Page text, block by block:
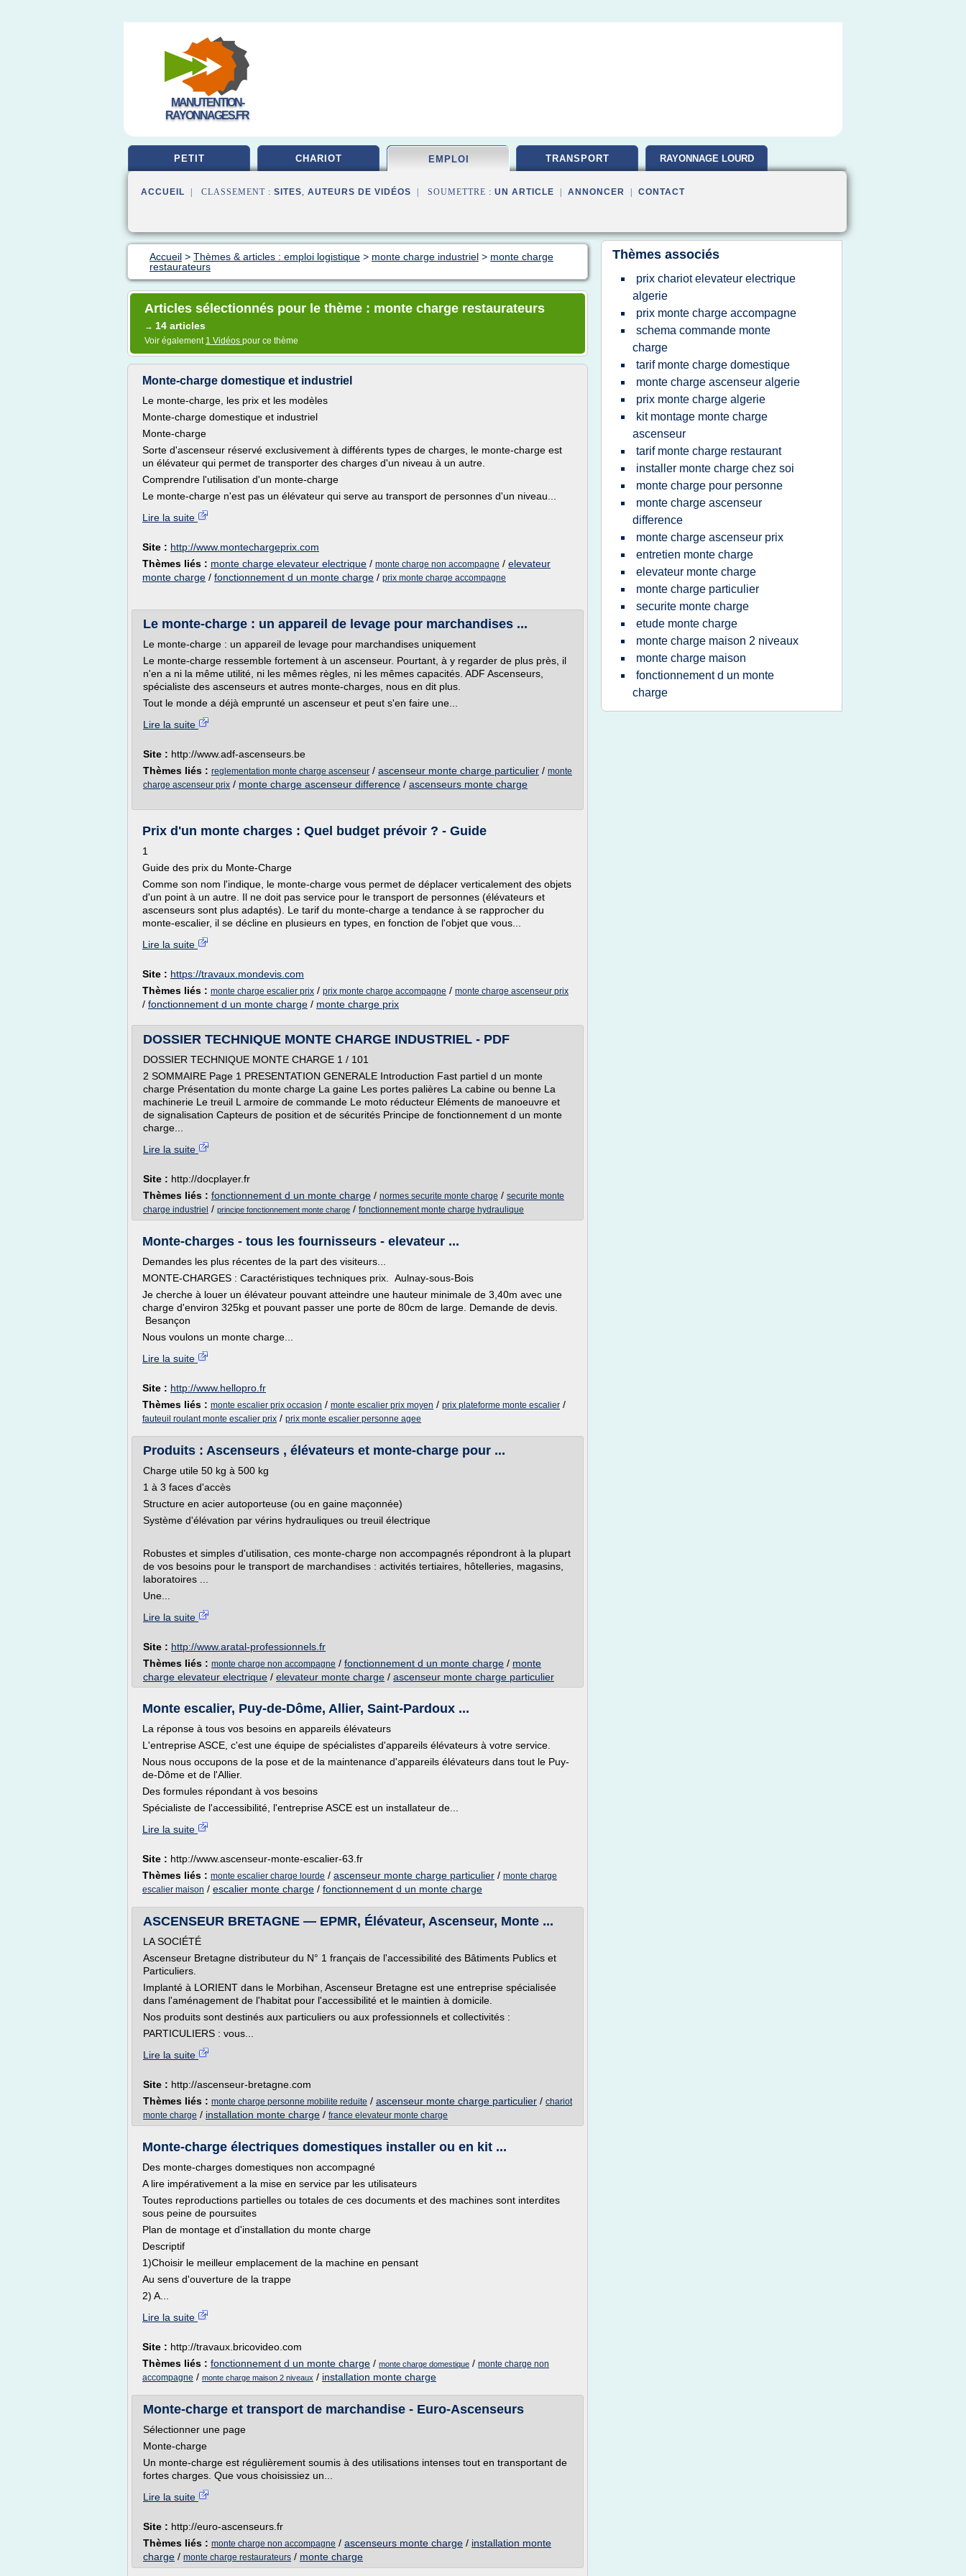
MANUTENTION-
RAYONNAGES.FR
PETIT CHARIOT EMPLOI TRANSPORT RAYONNAGE LOURD
ACCUEIL | CLASSEMENT : SITES, AUTEURS DE VIDÉOS | SOUMETTRE : UN ARTICLE ANNONCER CONTACT
Accueil > Thèmes & articles : emploi logistique > monte charge industriel > monte charge
restaurateurs
Articles sélectionnés pour le thème : monte charge restaurateurs
→ 14 articles
Voir également 1 Vidéos pour ce thème
Monte-charge domestique et industriel
Le monte-charge, les prix et les modèles
Monte-charge domestique et industriel
Monte-charge
Sorte d'ascenseur réservé exclusivement à différents types de charges, le monte-charge est
un élévateur qui permet de transporter des charges d'un niveau à un autre.
Comprendre l'utilisation d'un monte-charge
Le monte-charge n'est pas un élévateur qui serve au transport de personnes d'un niveau...
Lire la suite
Site : http://www.montechargeprix.com
Thèmes liés : monte charge elevateur electrique / monte charge non accompagne / elevateur
monte charge / fonctionnement d un monte charge / prix monte charge accompagne
Le monte-charge : un appareil de levage pour marchandises ...
Le monte-charge : un appareil de levage pour marchandises uniquement
Le monte-charge ressemble fortement à un ascenseur. Pourtant, à y regarder de plus près, il
n'en a ni la même utilité, ni les mêmes règles, ni les mêmes capacités. ADF Ascenseurs,
spécialiste des ascenseurs et autres monte-charges, nous en dit plus.
Tout le monde a déjà emprunté un ascenseur et peut s'en faire une...
Lire la suite
Site : http://www.adf-ascenseurs.be
Thèmes liés : reglementation monte charge ascenseur / ascenseur monte charge particulier / monte
charge ascenseur prix / monte charge ascenseur difference / ascenseurs monte charge
Prix d'un monte charges : Quel budget prévoir ? - Guide
1
Guide des prix du Monte-Charge
Comme son nom l'indique, le monte-charge vous permet de déplacer verticalement des objets
d'un point à un autre. Il ne doit pas service pour le transport de personnes (élévateurs et
ascenseurs sont plus adaptés). Le tarif du monte-charge a tendance à se rapprocher du
monte-escalier, il se décline en plusieurs en types, en fonction de l'objet que vous...
Lire la suite
Site : https://travaux.mondevis.com
Thèmes liés : monte charge escalier prix / prix monte charge accompagne / monte charge ascenseur prix
/ fonctionnement d un monte charge / monte charge prix
DOSSIER TECHNIQUE MONTE CHARGE INDUSTRIEL - PDF
DOSSIER TECHNIQUE MONTE CHARGE 1 / 101
2 SOMMAIRE Page 1 PRESENTATION GENERALE Introduction Fast partiel d un monte
charge Présentation du monte charge La gaine Les portes palières La cabine ou benne La
machinerie Le treuil L armoire de commande Le moto réducteur Eléments de manoeuvre et
de signalisation Capteurs de position et de sécurités Principe de fonctionnement d un monte
charge...
Lire la suite
Site : http://docplayer.fr
Thèmes liés : fonctionnement d un monte charge / normes securite monte charge / securite monte
charge industriel / principe fonctionnement monte charge / fonctionnement monte charge hydraulique
Monte-charges - tous les fournisseurs - elevateur ...
Demandes les plus récentes de la part des visiteurs...
MONTE-CHARGES : Caractéristiques techniques prix. Aulnay-sous-Bois
Je cherche à louer un élévateur pouvant atteindre une hauteur minimale de 3,40m avec une
charge d'environ 325kg et pouvant passer une porte de 80cm de large. Demande de devis.
Besançon
Nous voulons un monte charge...
Lire la suite
Site : http://www.hellopro.fr
Thèmes liés : monte escalier prix occasion / monte escalier prix moyen / prix plateforme monte escalier /
fauteuil roulant monte escalier prix / prix monte escalier personne agee
Produits : Ascenseurs , élévateurs et monte-charge pour ...
Charge utile 50 kg à 500 kg
1 à 3 faces d'accès
Structure en acier autoporteuse (ou en gaine maçonnée)
Système d'élévation par vérins hydrauliques ou treuil électrique
Robustes et simples d'utilisation, ces monte-charge non accompagnés répondront à la plupart
de vos besoins pour le transport de marchandises : activités tertiaires, hôtelleries, magasins,
laboratoires ...
Une...
Lire la suite
Site : http://www.aratal-professionnels.fr
Thèmes liés : monte charge non accompagne / fonctionnement d un monte charge / monte
charge elevateur electrique / elevateur monte charge / ascenseur monte charge particulier
Monte escalier, Puy-de-Dôme, Allier, Saint-Pardoux ...
La réponse à tous vos besoins en appareils élévateurs
L'entreprise ASCE, c'est une équipe de spécialistes d'appareils élévateurs à votre service.
Nous nous occupons de la pose et de la maintenance d'appareils élévateurs dans tout le Puy-
de-Dôme et de l'Allier.
Des formules répondant à vos besoins
Spécialiste de l'accessibilité, l'entreprise ASCE est un installateur de...
Lire la suite
Site : http://www.ascenseur-monte-escalier-63.fr
Thèmes liés : monte escalier charge lourde / ascenseur monte charge particulier / monte charge
escalier maison / escalier monte charge / fonctionnement d un monte charge
ASCENSEUR BRETAGNE — EPMR, Élévateur, Ascenseur, Monte ...
LA SOCIÉTÉ
Ascenseur Bretagne distributeur du N° 1 français de l'accessibilité des Bâtiments Publics et
Particuliers.
Implanté à LORIENT dans le Morbihan, Ascenseur Bretagne est une entreprise spécialisée
dans l'aménagement de l'habitat pour l'accessibilité et le maintien à domicile.
Nos produits sont destinés aux particuliers ou aux professionnels et collectivités :
PARTICULIERS : vous...
Lire la suite
Site : http://ascenseur-bretagne.com
Thèmes liés : monte charge personne mobilite reduite / ascenseur monte charge particulier / chariot
monte charge / installation monte charge / france elevateur monte charge
Monte-charge électriques domestiques installer ou en kit ...
Des monte-charges domestiques non accompagné
A lire impérativement a la mise en service par les utilisateurs
Toutes reproductions partielles ou totales de ces documents et des machines sont interdites
sous peine de poursuites
Plan de montage et d'installation du monte charge
Descriptif
1)Choisir le meilleur emplacement de la machine en pensant
Au sens d'ouverture de la trappe
2) A...
Lire la suite
Site : http://travaux.bricovideo.com
Thèmes liés : fonctionnement d un monte charge / monte charge domestique / monte charge non
accompagne / monte charge maison 2 niveaux / installation monte charge
Monte-charge et transport de marchandise - Euro-Ascenseurs
Sélectionner une page
Monte-charge
Un monte-charge est régulièrement soumis à des utilisations intenses tout en transportant de
fortes charges. Que vous choisissiez un...
Lire la suite
Site : http://euro-ascenseurs.fr
Thèmes liés : monte charge non accompagne / ascenseurs monte charge / installation monte
charge / monte charge restaurateurs / monte charge
Thèmes associés
prix chariot elevateur electrique
algerie
prix monte charge accompagne
schema commande monte
charge
tarif monte charge domestique
monte charge ascenseur algerie
prix monte charge algerie
kit montage monte charge
ascenseur
tarif monte charge restaurant
installer monte charge chez soi
monte charge pour personne
monte charge ascenseur
difference
monte charge ascenseur prix
entretien monte charge
elevateur monte charge
monte charge particulier
securite monte charge
etude monte charge
monte charge maison 2 niveaux
monte charge maison
fonctionnement d un monte
charge